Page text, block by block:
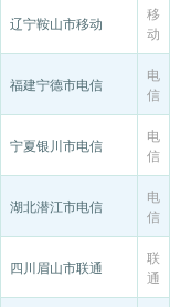
辽宁鞍山市移动
移
动
福建宁德市电信
电
信
宁夏银川市电信
电
信
湖北潜江市电信
电
信
四川眉山市联通
联
通